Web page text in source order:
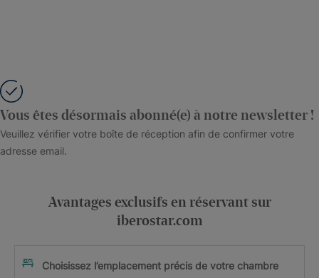
Vous êtes désormais abonné(e) à notre newsletter !
Veuillez vérifier votre boîte de réception afin de confirmer votre
adresse email.
Avantages exclusifs en réservant sur
iberostar.com
Choisissez l’emplacement précis de votre chambre